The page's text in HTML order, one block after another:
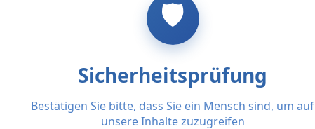
Sicherheitsprüfung
Bestätigen Sie bitte, dass Sie ein Mensch sind, um auf
unsere Inhalte zuzugreifen